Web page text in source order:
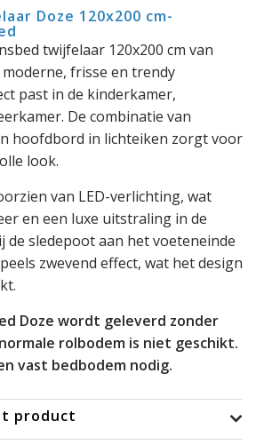
Doze 120x200 cm-
twijfelaar 120x200 cm van
frisse en trendy
past in de kinderkamer,
De combinatie van
hoofdbord in lichteiken zorgt voor
look.
van LED-verlichting, wat
en een luxe uitstraling in de
de sledepoot aan het voeteneinde
zwevend effect, wat het design
Doze wordt geleverd zonder
rolbodem is niet geschikt.
vast bedbodem nodig.
product